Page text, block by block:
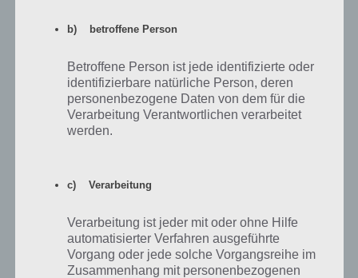
Wenn du auf die Kampagne schaust, siehst du, dass
mit jedem weiteren Fahrer auch ein neuer goldener
Pokal hinzukommt. Damit kannst du noch mehr
Preise einsammeln
b) betroffene Person
Betroffene Person ist jede identifizierte oder
identifizierbare natürliche Person, deren
personenbezogene Daten von dem für die
Verarbeitung Verantwortlichen verarbeitet
werden.
c) Verarbeitung
Verarbeitung ist jeder mit oder ohne Hilfe
automatisierter Verfahren ausgeführte
Vorgang oder jede solche Vorgangsreihe im
Zusammenhang mit personenbezogenen